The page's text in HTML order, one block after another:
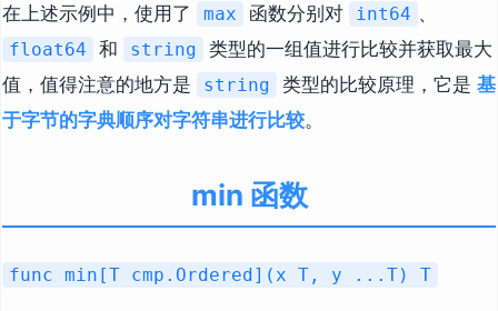
在上述示例中，使用了 max 函数分别对 int64 、
float64 和 string
类型的一组值进行比较并获取最大
值，值得注意的地方是
string 类型的比较原理，它是 基
于字节的字典顺序对字符串进行比较。
min 函数
func min[T cmp.Ordered](x T, y ...T) T